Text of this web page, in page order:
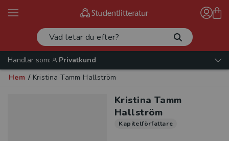
Handlar som:
Privatkund
Hem / Kristina Tamm Hallström
Kristina Tamm
Hallström
Kapitelförfattare